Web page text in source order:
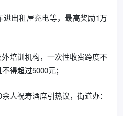
出租屋充电等，最高奖励1万
培训机构，一次性收费跨度不
得超过5000元；
人祝寿酒席引热议，街道办：